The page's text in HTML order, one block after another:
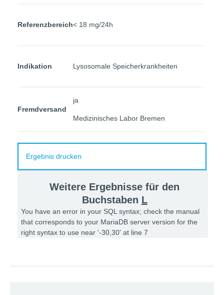
Referenzbereich< 18 mg/24h
Indikation Lysosomale Speicherkrankheiten
Fremdversand
ja
Medizinisches Labor Bremen
Ergebnis drucken
Weitere Ergebnisse für den
Buchstaben L
You have an error in your SQL syntax; check the manual
that corresponds to your MariaDB server version for the
right syntax to use near '-30,30' at line 7